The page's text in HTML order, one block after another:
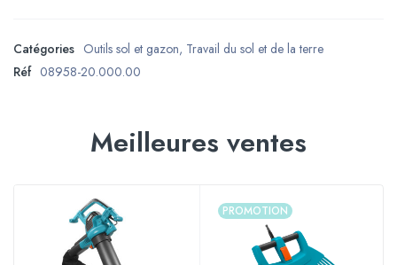
Catégories Outils sol et gazon, Travail du sol et de la terre
Réf 08958-20.000.00
Meilleures ventes
PROMOTION